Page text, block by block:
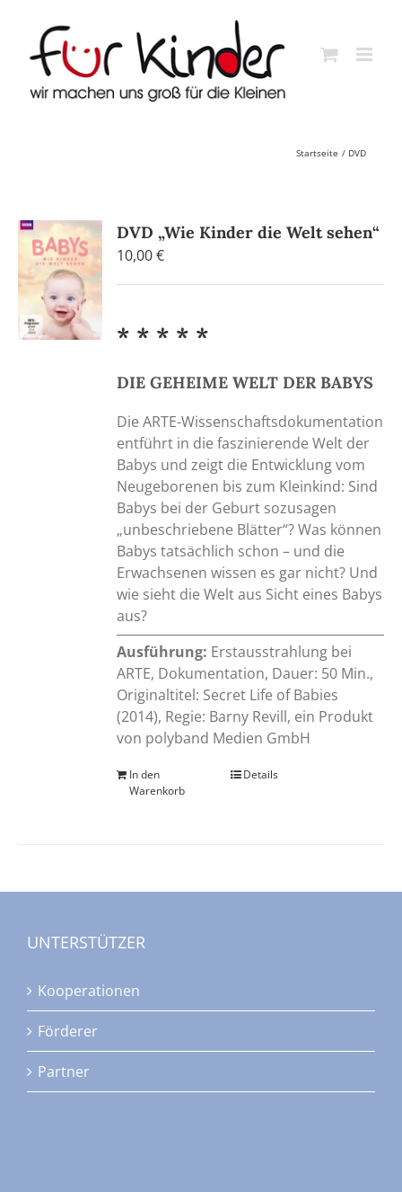
content
Startseite DVD
DVD „Wie Kinder die Welt sehen“
10,00€
* * * * *
DIE GEHEIME WELT DER BABYS
Die ARTE-Wissenschaftsdokumentation
entführt in die faszinierende Welt der
Babys und zeigt die Entwicklung vom
Neugeborenen bis zum Kleinkind: Sind
Babys bei der Geburt sozusagen
„unbeschriebene Blätter“? Was können
Babys tatsächlich schon – und die
Erwachsenen wissen es gar nicht? Und
wie sieht die Welt aus Sicht eines Babys
aus?
Ausführung: Erstausstrahlung bei
ARTE, Dokumentation, Dauer: 50 Min.,
Originaltitel: Secret Life of Babies
(2014), Regie: Barny Revill, ein Produkt
von polyband Medien GmbH
In den
Warenkorb
Details
UNTERSTÜTZER
Kooperationen
Förderer
Partner